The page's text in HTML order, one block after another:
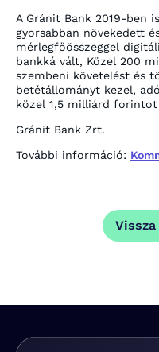
A Gránit Bank 2019-ben
gyorsabban növekedett
mérlegfőösszeggel
bankká vált, Közel 200
szembeni követelést és
betétállományt kezel,
közel 1,5 milliárd
Gránit Bank Zrt.
További információ:
Vissza